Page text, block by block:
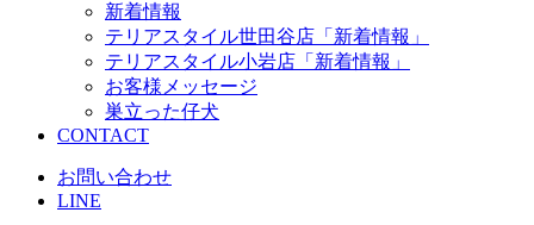
新着情報
テリアスタイル世田谷店「新着情報」
テリアスタイル小岩店「新着情報」
お客様メッセージ
巣立った仔犬
CONTACT
お問い合わせ
LINE